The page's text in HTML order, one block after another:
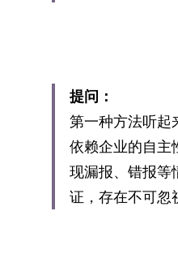
提问：
第一种方法听起
依赖企业的自主
现漏报、错报等
证，存在不可忽